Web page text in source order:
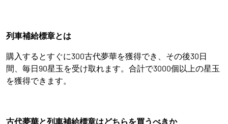
列車補給標章とは
購入するとすぐに300古代夢華を獲得でき、その後30日
間、毎日90星玉を受け取れます。合計で3000個以上の星玉
を獲得できます。
古代夢華と列車補給標章はどちらを買うべきか